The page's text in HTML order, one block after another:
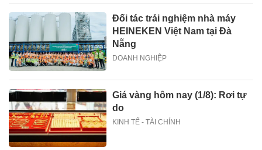
Đối tác trải nghiệm nhà máy
HEINEKEN Việt Nam tại Đà
Nẵng
DOANH NGHIỆP
Giá vàng hôm nay (1/8): Rơi tự
do
KINH TẾ - TÀI CHÍNH